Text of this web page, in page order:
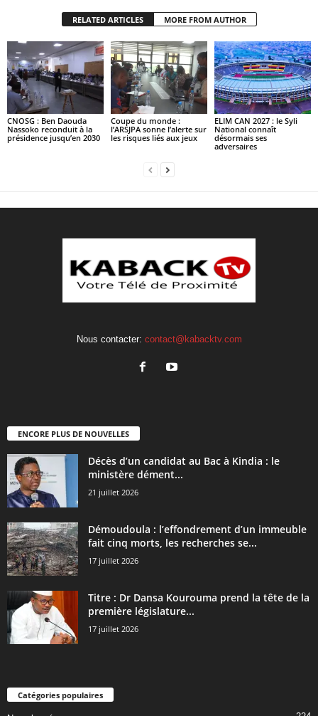
RELATED ARTICLES MORE FROM AUTHOR
CNOSG : Ben Daouda
Nassoko reconduit à la
présidence jusqu’en 2030
Coupe du monde :
l’ARSJPA sonne l’alerte sur
les risques liés aux jeux
ELIM CAN 2027 : le Syli
National connaît
désormais ses
adversaires
Nous contacter: contact@kabacktv.com
ENCORE PLUS DE NOUVELLES
Décès d’un candidat au Bac à Kindia : le
ministère dément...
21 juillet 2026
Démoudoula : l’effondrement d’un immeuble
fait cinq morts, les recherches se...
17 juillet 2026
Titre : Dr Dansa Kourouma prend la tête de la
première législature...
17 juillet 2026
Catégories populaires